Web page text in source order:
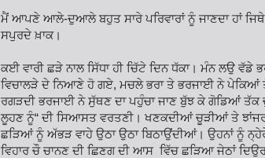
ਮੈਂ ਆਪਣੇ ਆਲੇ-ਦੁਆਲੇ ਬਹੁਤ ਸਾਰੇ ਪਰਿਵਾਰਾਂ ਨੂੰ ਜਾਣਦਾ ਹਾਂ
ਸਪੁਰਦੇ
ਕਈ ਵਾਰੀ ਛੜੇ ਨਾਲ ਸਿੱਧਾ ਹੀ ਚਿੱਟੇ ਦਿਨ ਧੱਕਾ। ਮੰਨ ਲਉ ਵੱਡੇ
ਵਿਚਾਲੜੇ ਦੇ ਨਿਆਣੇ ਹੋ ਗਏ, ਮਚਲੇ ਭਰਾ ਤੇ ਭਰਜਾਈ ਨੇ ਪੇਕਿਆਂ
ਰਗੜਦੀ ਭਰਜਾਈ ਨੇ ਸੁੱਥਣ ਦਾ ਪਹੁੰਚਾ ਜਾਣ ਬੁੱਝ ਕੇ ਗੋਡਿਆਂ ਤੱਕ
ਲੂਹਣ ਨੂੰ“ ਦੀ ਸਿਆਸਤ ਵਰਤਣੀ। ਖਣਕਦੀਆਂ ਚੂੜੀਆਂ ਤੇ
ਛੜਿਆਂ ਨੂੰ ਅੱਭੜ ਵਾਹੇ ਉਠਾ ਉਠਾ ਬਿਠਾਉਂਦੀਆਂ। ਉਹਨਾਂ ਨੂੰ
ਵਿਹਾਰ ਚੌ ਚਾਨਣ ਦੀ ਛਿਣਗ ਦੀ ਆਸ ਵਿੱਚ ਛੜਿਆ ਜੇਠਾਂ